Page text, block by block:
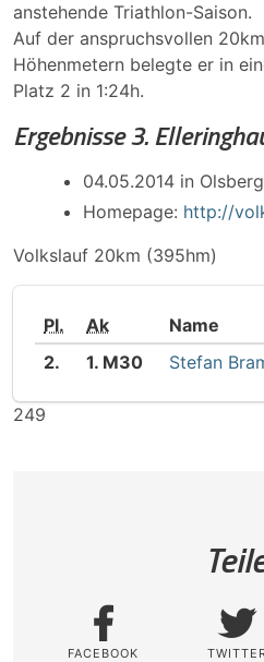
anstehende Triathlon-Saison.
Auf der anspruchsvollen
Höhenmetern belegte er in
Platz 2 in 1:24h.
Ergebnisse 3.
04.05.2014 in
Homepage: http://
Volkslauf 20km (395hm)
Pl. Ak Name
2.
1. M30 Stefan
249
FACEBOOK